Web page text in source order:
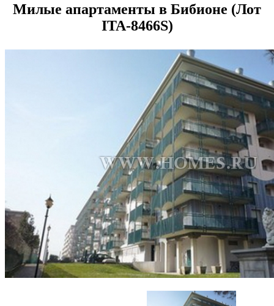
Милые апартаменты в Бибионе (Лот
ITA-8466S)